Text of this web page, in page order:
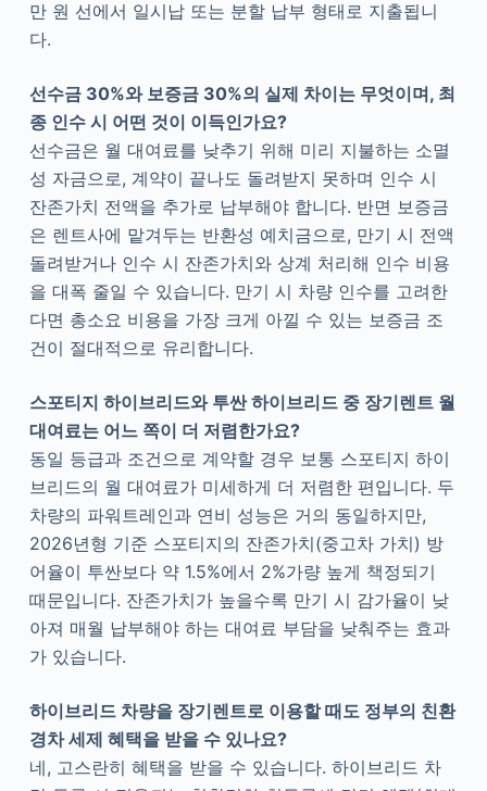
만 원 선에서 일시납 또는 분할 납부 형태로 지출됩니
다.
선수금 30%와 보증금 30%의 실제 차이는 무엇이며, 최
종 인수 시 어떤 것이 이득인가요?
선수금은 월 대여료를 낮추기 위해 미리 지불하는 소멸
성 자금으로, 계약이 끝나도 돌려받지 못하며 인수 시
잔존가치 전액을 추가로 납부해야 합니다. 반면 보증금
은 렌트사에 맡겨두는 반환성 예치금으로, 만기 시 전액
돌려받거나 인수 시 잔존가치와 상계 처리해 인수 비용
을 대폭 줄일 수 있습니다. 만기 시 차량 인수를 고려한
다면 총소요 비용을 가장 크게 아낄 수 있는 보증금 조
건이 절대적으로 유리합니다.
스포티지 하이브리드와 투싼 하이브리드 중 장기렌트 월
대여료는 어느 쪽이 더 저렴한가요?
동일 등급과 조건으로 계약할 경우 보통 스포티지 하이
브리드의 월 대여료가 미세하게 더 저렴한 편입니다. 두
차량의 파워트레인과 연비 성능은 거의 동일하지만,
2026년형 기준 스포티지의 잔존가치(중고차 가치) 방
어율이 투싼보다 약 1.5%에서 2%가량 높게 책정되기
때문입니다. 잔존가치가 높을수록 만기 시 감가율이 낮
아져 매월 납부해야 하는 대여료 부담을 낮춰주는 효과
가 있습니다.
하이브리드 차량을 장기렌트로 이용할 때도 정부의 친환
경차 세제 혜택을 받을 수 있나요?
네, 고스란히 혜택을 받을 수 있습니다. 하이브리드 차